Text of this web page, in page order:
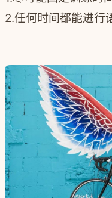
2.任何时间都能进行